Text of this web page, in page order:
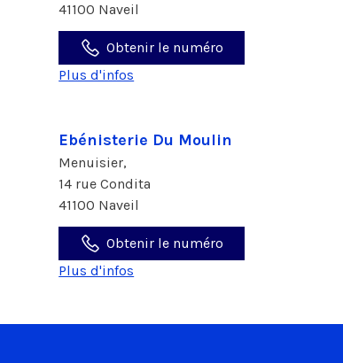
41100 Naveil
Obtenir le numéro
Plus d'infos
Ebénisterie Du Moulin
Menuisier,
14 rue Condita
41100 Naveil
Obtenir le numéro
Plus d'infos